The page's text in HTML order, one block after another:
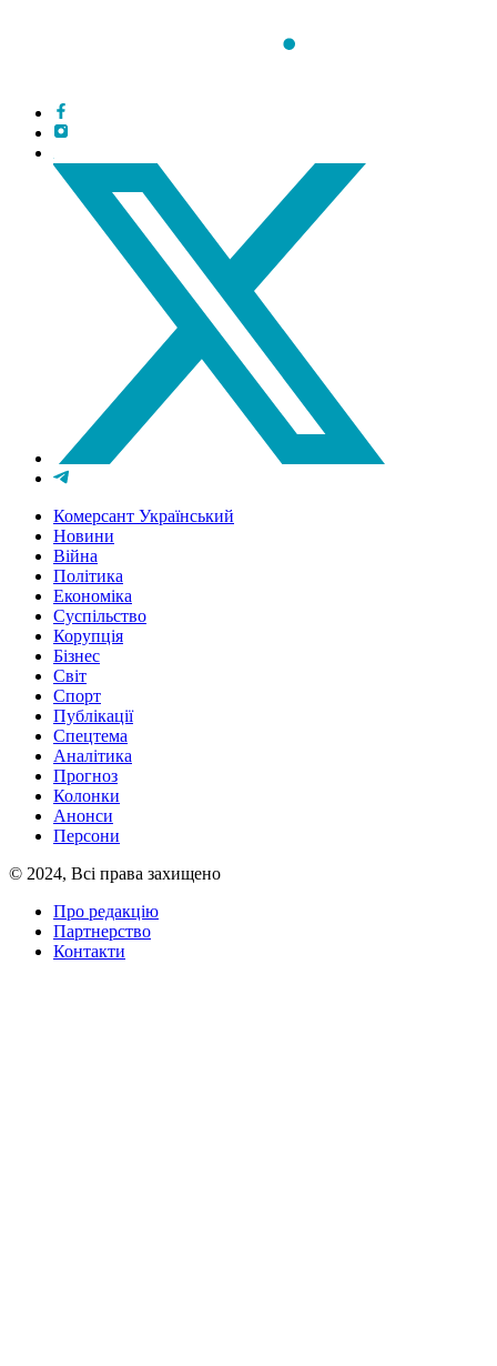
Комерсант Український
Новини
Війна
Політика
Економіка
Суспільство
Корупція
Бізнес
Світ
Спорт
Публікації
Спецтема
Аналітика
Прогноз
Колонки
Анонси
Персони
© 2024, Всі права захищено
Про редакцію
Партнерство
Контакти